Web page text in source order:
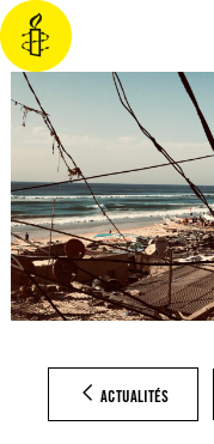
Aller
au
contenu
ACTUALITÉS